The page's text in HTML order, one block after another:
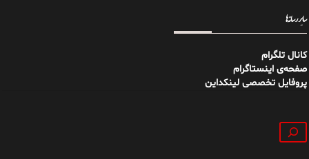
سایر رسانه‌ها
کانال تلگرام
صفحه‌ی اینستاگرام
پروفایل تخصصی لینکداین
جستجو